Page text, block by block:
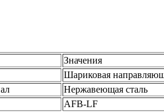
Значения
Шариковая
Нержавеющая сталь
AFB-LF